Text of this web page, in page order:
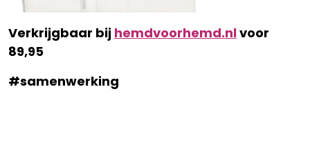
Verkrijgbaar bij hemdvoorhemd.nlvoor
89,95
#samenwerking